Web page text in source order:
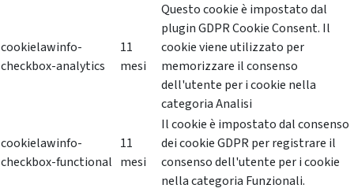
cookielawinfo-
checkbox-analytics
11
mesi
Questo cookie è impostato dal
plugin GDPR Cookie Consent. Il
cookie viene utilizzato per
memorizzare il consenso
dell'utente per i cookie nella
categoria Analisi
cookielawinfo-
checkbox-functional
11
mesi
Il cookie è impostato dal consenso
dei cookie GDPR per registrare il
consenso dell'utente per i cookie
nella categoria Funzionali.